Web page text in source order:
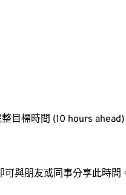
目標時間 (10 hours ahead)
與朋友或同事分享此時間